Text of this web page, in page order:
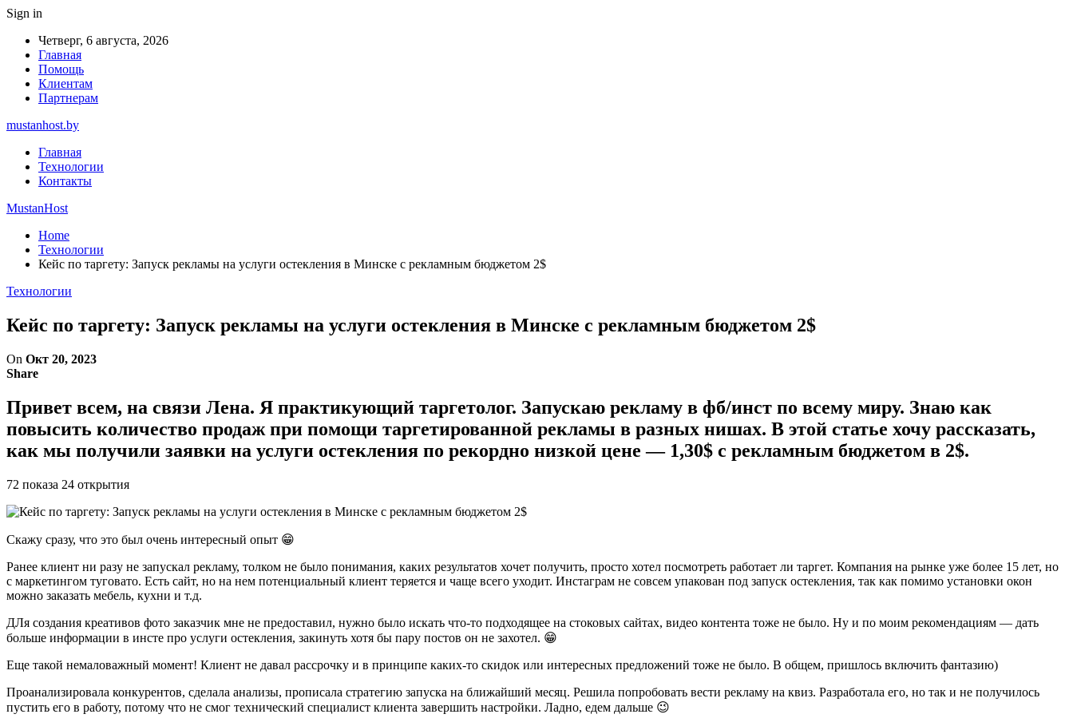
Sign in
Четверг, 6 августа, 2026
Главная
Помощь
Клиентам
Партнерам
mustanhost.by
Главная
Технологии
Контакты
MustanHost
Home
Технологии
Кейс по таргету: Запуск рекламы на услуги остекления в Минске с рекламным бюджетом 2$
Технологии
Кейс по таргету: Запуск рекламы на услуги остекления в Минске с рекламным бюджетом 2$
On Окт 20, 2023
Share
Привет всем, на связи Лена. Я практикующий таргетолог. Запускаю рекламу в фб/инст по всему миру. Знаю как
повысить количество продаж при помощи таргетированной рекламы в разных нишах. В этой статье хочу рассказать,
как мы получили заявки на услуги остекления по рекордно низкой цене — 1,30$ с рекламным бюджетом в 2$.
72 показа 24 открытия
Скажу сразу, что это был очень интересный опыт 😁
Ранее клиент ни разу не запускал рекламу, толком не было понимания, каких результатов хочет получить, просто хотел посмотреть работает ли таргет. Компания на рынке уже более 15 лет, но
с маркетингом туговато. Есть сайт, но на нем потенциальный клиент теряется и чаще всего уходит. Инстаграм не совсем упакован под запуск остекления, так как помимо установки окон
можно заказать мебель, кухни и т.д.
ДЛя создания креативов фото заказчик мне не предоставил, нужно было искать что-то подходящее на стоковых сайтах, видео контента тоже не было. Ну и по моим рекомендациям — дать
больше информации в инсте про услуги остекления, закинуть хотя бы пару постов он не захотел. 😁
Еще такой немаловажный момент! Клиент не давал рассрочку и в принципе каких-то скидок или интересных предложений тоже не было. В общем, пришлось включить фантазию)
Проанализировала конкурентов, сделала анализы, прописала стратегию запуска на ближайший месяц. Решила попробовать вести рекламу на квиз. Разработала его, но так и не получилось
пустить его в работу, потому что не смог технический специалист клиента завершить настройки. Ладно, едем дальше 😉